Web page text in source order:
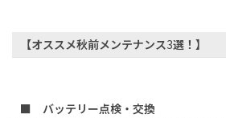
【オススメ秋前メンテナンス3選！】
■ バッテリー点検・交換